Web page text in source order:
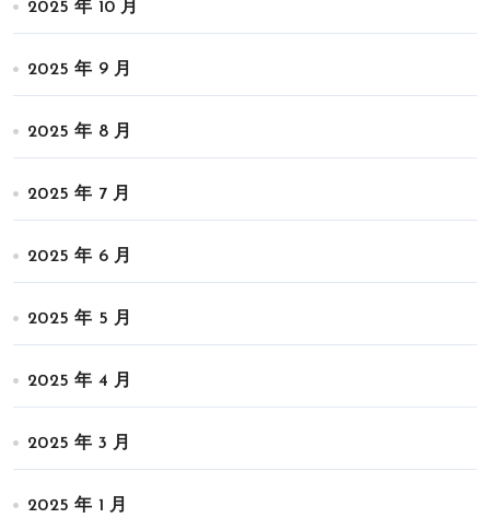
2025 年 10 月
2025 年 9 月
2025 年 8 月
2025 年 7 月
2025 年 6 月
2025 年 5 月
2025 年 4 月
2025 年 3 月
2025 年 1 月